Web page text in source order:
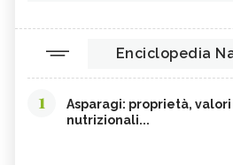
Enciclopedia
1
Asparagi: proprietà, valori
nutrizionali...